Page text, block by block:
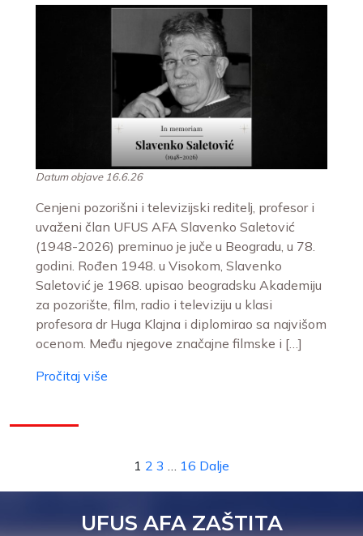
Datum objave 16.6.26
Cenjeni pozorišni i televizijski reditelj, profesor i
uvaženi član UFUS AFA Slavenko Saletović
(1948-2026) preminuo je juče u Beogradu, u 78.
godini. Rođen 1948. u Visokom, Slavenko
Saletović je 1968. upisao beogradsku Akademiju
za pozorište, film, radio i televiziju u klasi
profesora dr Huga Klajna i diplomirao sa najvišom
ocenom. Među njegove značajne filmske i […]
Pročitaj više
1 2 3 16 Dalje
UFUS AFA ZAŠTITA